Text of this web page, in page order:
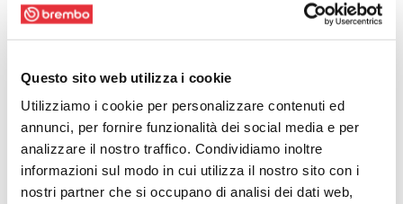
Questo sito web utilizza i cookie
Utilizziamo i cookie per personalizzare contenuti ed
annunci, per fornire funzionalità dei social media e per
analizzare il nostro traffico. Condividiamo inoltre
informazioni sul modo in cui utilizza il nostro sito con i
nostri partner che si occupano di analisi dei dati web,